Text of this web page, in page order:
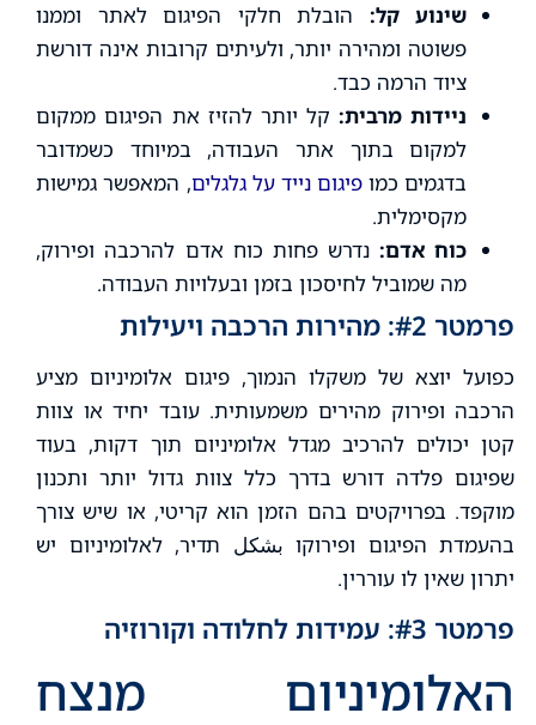
שינוע קל: הובלת חלקי הפיגום לאתר וממנו
פשוטה ומהירה יותר, ולעיתים קרובות אינה דורשת
ציוד הרמה כבד.
ניידות מרבית: קל יותר להזיז את הפיגום ממקום
למקום בתוך אתר העבודה, במיוחד כשמדובר
בדגמים כמופיגום נייד על גלגלים, המאפשר גמישות
מקסימלית.
כוח אדם: נדרש פחות כוח אדם להרכבה ופירוק,
מה שמוביל לחיסכון בזמן ובעלויות העבודה.
פרמטר #2: מהירות הרכבה ויעילות
כפועל יוצא של משקלו הנמוך, פיגום אלומיניום מציע
הרכבה ופירוק מהירים משמעותית. עובד יחיד או צוות
קטן יכולים להרכיב מגדל אלומיניום תוך דקות, בעוד
שפיגום פלדה דורש בדרך כלל צוות גדול יותר ותכנון
מוקפד. בפרויקטים בהם הזמן הוא קריטי, או שיש צורך
בהעמדת הפיגום ופירוקו بشكل תדיר, לאלומיניום יש
יתרון שאין לו עוררין.
פרמטר #3: עמידות לחלודה וקורוזיה
האלומיניום מנצח